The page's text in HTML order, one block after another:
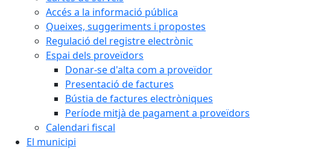
Accés a la informació pública
Queixes, suggeriments i propostes
Regulació del registre electrònic
Espai dels proveïdors
Donar-se d'alta com a proveïdor
Presentació de factures
Bústia de factures electròniques
Període mitjà de pagament a proveïdors
Calendari fiscal
El municipi